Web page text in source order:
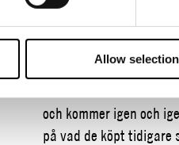
Allow selection
”Vi är omnämnda som
stämmer!Vi anser att
från många härliga
kläderna och inte
och kommer igen och
på vad de köpt